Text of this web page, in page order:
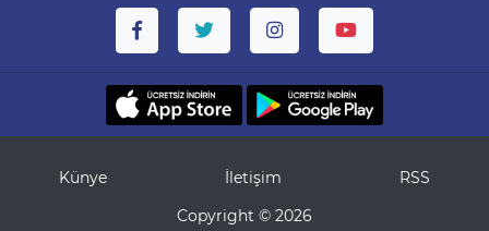
Künye İletişim
RSS
Copyright © 2026